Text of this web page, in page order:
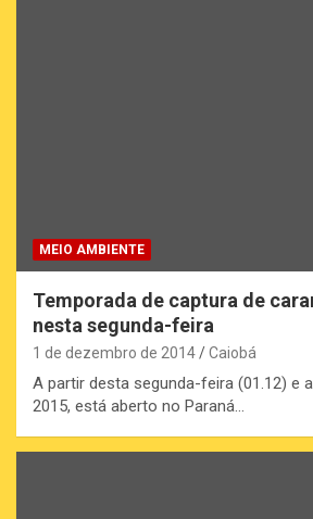
MEIO AMBIENTE
Temporada de captura de
nesta segunda-feira
1 de dezembro de 2014 Caiobá
A partir desta segunda-feira (01.12) e
2015, está aberto no Paraná…